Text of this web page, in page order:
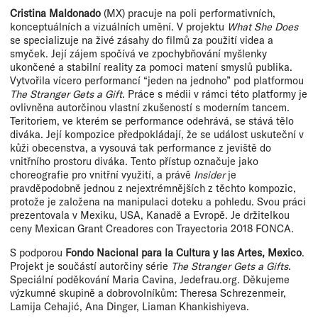
Cristina Maldonado (MX) pracuje na poli performativních,
konceptuálních a vizuálních umění. V projektu What She Does
se specializuje na živé zásahy do filmů za použití videa a
smyček. Její zájem spočívá ve zpochybňování myšlenky
ukončené a stabilní reality za pomoci matení smyslů publika.
Vytvořila vícero performancí “jeden na jednoho” pod platformou
The Stranger Gets a Gift. Práce s médii v rámci této platformy je
ovlivněna autorčinou vlastní zkušeností s moderním tancem.
Teritoriem, ve kterém se performance odehrává, se stává tělo
diváka. Její kompozice předpokládají, že se událost uskuteční v
kůži obecenstva, a vysouvá tak performance z jeviště do
vnitřního prostoru diváka. Tento přístup označuje jako
choreografie pro vnitřní využití, a právě Insiderje
pravděpodobně jednou z nejextrémnějších z těchto kompozic,
protože je založena na manipulaci doteku a pohledu. Svou práci
prezentovala v Mexiku, USA, Kanadě a Evropě. Je držitelkou
ceny Mexican Grant Creadores con Trayectoria 2018 FONCA.
S podporou Fondo Nacional para la Cultura y las Artes, Mexico.
Projekt je součástí autorčiny série The Stranger Gets a Gifts.
Speciální poděkování Maria Cavina, Jedefrau.org. Děkujeme
výzkumné skupině a dobrovolníkům: Theresa Schrezenmeir,
Lamija Cehajić, Ana Dinger, Liaman Khankishiyeva.